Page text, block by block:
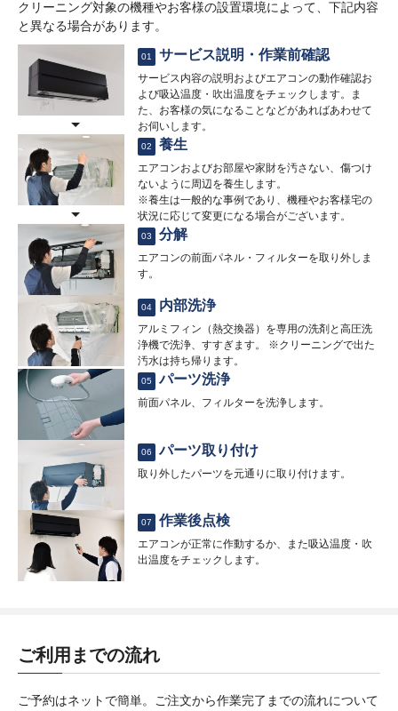
クリーニング対象の機種やお客様の設置環境によって、下記内容
と異なる場合があります。
01 サービス説明・作業前確認
サービス内容の説明およびエアコンの動作確認お
よび吸込温度・吹出温度をチェックします。ま
た、お客様の気になることなどがあればあわせて
お伺いします。
02 養生
エアコンおよびお部屋や家財を汚さない、傷つけ
ないように周辺を養生します。
※養生は一般的な事例であり、機種やお客様宅の
状況に応じて変更になる場合がございます。
03 分解
エアコンの前面パネル・フィルターを取り外しま
す。
04 内部洗浄
アルミフィン（熱交換器）を専用の洗剤と高圧洗
浄機で洗浄、すすぎます。 ※クリーニングで出た
汚水は持ち帰ります。
05 パーツ洗浄
前面パネル、フィルターを洗浄します。
06 パーツ取り付け
取り外したパーツを元通りに取り付けます。
07 作業後点検
エアコンが正常に作動するか、また吸込温度・吹
出温度をチェックします。
ご利用までの流れ
ご予約はネットで簡単。ご注文から作業完了までの流れについて